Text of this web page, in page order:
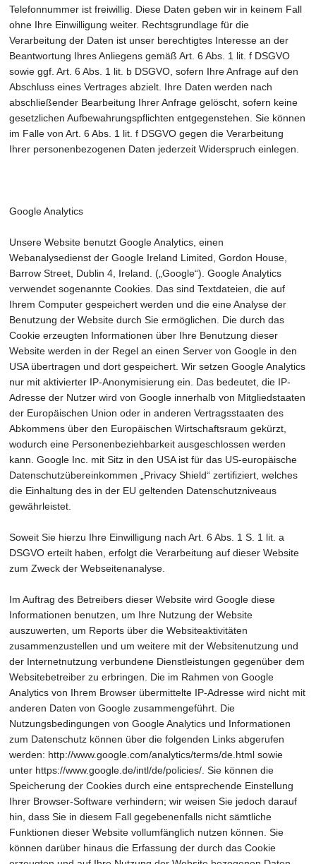
Telefonnummer ist freiwillig. Diese Daten geben wir in keinem Fall
ohne Ihre Einwilligung weiter. Rechtsgrundlage für die
Verarbeitung der Daten ist unser berechtigtes Interesse an der
Beantwortung Ihres Anliegens gemäß Art. 6 Abs. 1 lit. f DSGVO
sowie ggf. Art. 6 Abs. 1 lit. b DSGVO, sofern Ihre Anfrage auf den
Abschluss eines Vertrages abzielt. Ihre Daten werden nach
abschließender Bearbeitung Ihrer Anfrage gelöscht, sofern keine
gesetzlichen Aufbewahrungspflichten entgegenstehen. Sie können
im Falle von Art. 6 Abs. 1 lit. f DSGVO gegen die Verarbeitung
Ihrer personenbezogenen Daten jederzeit Widerspruch einlegen.
Google Analytics
Unsere Website benutzt Google Analytics, einen
Webanalysedienst der Google Ireland Limited, Gordon House,
Barrow Street, Dublin 4, Ireland. („Google“). Google Analytics
verwendet sogenannte Cookies. Das sind Textdateien, die auf
Ihrem Computer gespeichert werden und die eine Analyse der
Benutzung der Website durch Sie ermöglichen. Die durch das
Cookie erzeugten Informationen über Ihre Benutzung dieser
Website werden in der Regel an einen Server von Google in den
USA übertragen und dort gespeichert. Wir setzen Google Analytics
nur mit aktivierter IP-Anonymisierung ein. Das bedeutet, die IP-
Adresse der Nutzer wird von Google innerhalb von Mitgliedstaaten
der Europäischen Union oder in anderen Vertragsstaaten des
Abkommens über den Europäischen Wirtschaftsraum gekürzt,
wodurch eine Personenbeziehbarkeit ausgeschlossen werden
kann. Google Inc. mit Sitz in den USA ist für das US-europäische
Datenschutzübereinkommen „Privacy Shield“ zertifiziert, welches
die Einhaltung des in der EU geltenden Datenschutzniveaus
gewährleistet.
Soweit Sie hierzu Ihre Einwilligung nach Art. 6 Abs. 1 S. 1 lit. a
DSGVO erteilt haben, erfolgt die Verarbeitung auf dieser Website
zum Zweck der Webseitenanalyse.
Im Auftrag des Betreibers dieser Website wird Google diese
Informationen benutzen, um Ihre Nutzung der Website
auszuwerten, um Reports über die Websiteaktivitäten
zusammenzustellen und um weitere mit der Websitenutzung und
der Internetnutzung verbundene Dienstleistungen gegenüber dem
Websitebetreiber zu erbringen. Die im Rahmen von Google
Analytics von Ihrem Browser übermittelte IP-Adresse wird nicht mit
anderen Daten von Google zusammengeführt. Die
Nutzungsbedingungen von Google Analytics und Informationen
zum Datenschutz können über die folgenden Links abgerufen
werden: http://www.google.com/analytics/terms/de.html sowie
unter https://www.google.de/intl/de/policies/. Sie können die
Speicherung der Cookies durch eine entsprechende Einstellung
Ihrer Browser-Software verhindern; wir weisen Sie jedoch darauf
hin, dass Sie in diesem Fall gegebenenfalls nicht sämtliche
Funktionen dieser Website vollumfänglich nutzen können. Sie
können darüber hinaus die Erfassung der durch das Cookie